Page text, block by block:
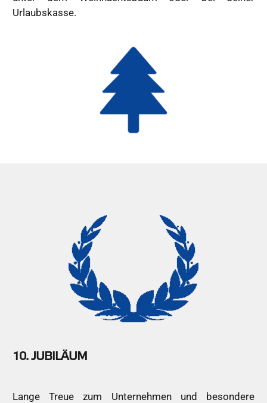
Urlaubskasse.
10. JUBILÄUM
Lange Treue zum Unternehmen und besondere